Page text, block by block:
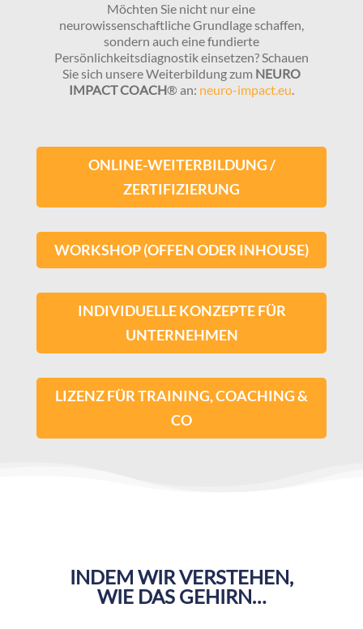
Möchten Sie nicht nur eine
neurowissenschaftliche Grundlage schaffen,
sondern auch eine fundierte
Persönlichkeitsdiagnostik einsetzen? Schauen
Sie sich unsere Weiterbildung zum NEURO
IMPACT COACH® an: neuro-impact.eu.
ONLINE-WEITERBILDUNG /
ZERTIFIZIERUNG
WORKSHOP (OFFEN ODER INHOUSE)
INDIVIDUELLE KONZEPTE FÜR
UNTERNEHMEN
LIZENZ FÜR TRAINING, COACHING &
CO
INDEM WIR VERSTEHEN,
WIE DAS GEHIRN…